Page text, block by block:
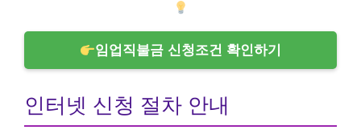
임업직불금 신청조건 확인하기
인터넷 신청 절차 안내